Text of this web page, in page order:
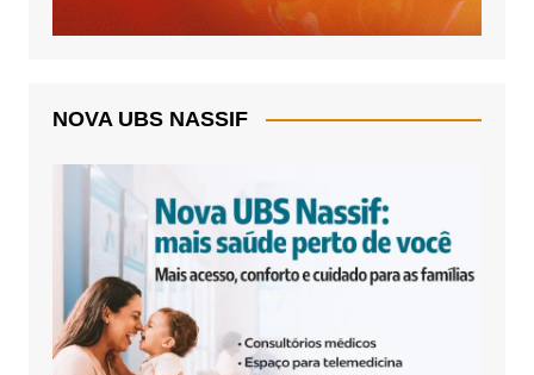
NOVA UBS NASSIF